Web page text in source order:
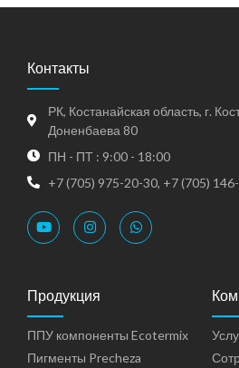
Контакты
РК, Костанайская область, г.
Доненбаева 80
ПН - ПТ : 9:00 - 18:00
+7 (705) 975-20-30, +7 (705)
Продукция
ППУ компоненты Ecotermix
Пигменты Precheza